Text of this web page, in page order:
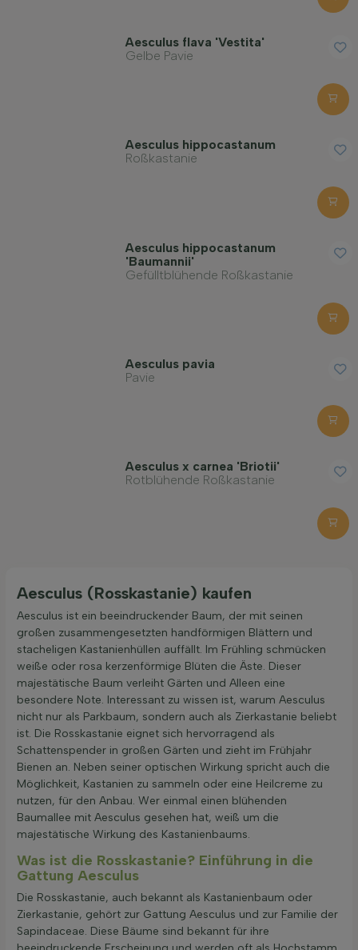
Aesculus flava 'Vestita'
Gelbe Pavie
Aesculus hippocastanum
Roßkastanie
Aesculus hippocastanum
'Baumannii'
Gefülltblühende Roßkastanie
Aesculus pavia
Pavie
Aesculus x carnea 'Briotii'
Rotblühende Roßkastanie
Aesculus (Rosskastanie) kaufen
Aesculus ist ein beeindruckender Baum, der mit seinen
großen zusammengesetzten handförmigen Blättern und
stacheligen Kastanienhüllen auffällt. Im Frühling schmücken
weiße oder rosa kerzenförmige Blüten die Äste. Dieser
majestätische Baum verleiht Gärten und Alleen eine
besondere Note. Interessant zu wissen ist, warum Aesculus
nicht nur als Parkbaum, sondern auch als Zierkastanie beliebt
ist. Die Rosskastanie eignet sich hervorragend als
Schattenspender in großen Gärten und zieht im Frühjahr
Bienen an. Neben seiner optischen Wirkung spricht auch die
Möglichkeit, Kastanien zu sammeln oder eine Heilcreme zu
nutzen, für den Anbau. Wer einmal einen blühenden
Baumallee mit Aesculus gesehen hat, weiß um die
majestätische Wirkung des Kastanienbaums.
Was ist die Rosskastanie? Einführung in die
Gattung Aesculus
Die Rosskastanie, auch bekannt als Kastanienbaum oder
Zierkastanie, gehört zur Gattung Aesculus und zur Familie der
Sapindaceae. Diese Bäume sind bekannt für ihre